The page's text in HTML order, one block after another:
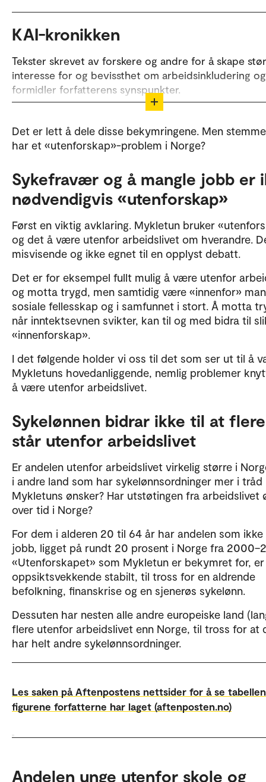
KAI-kronikken
Tekster skrevet av forskere og andre for å skape
interesse for og bevissthet om arbeidsinkludering og
formidler forfatterens synspunkter.
Ønsker du å skrive for KAI-kronikken? Ta kontakt
redaktørene:
Ann-Helén Bay
Heidi Moen Gjersøe
Sjekk bibliotek for arbeidsinkluderingfor mer
arbeidsinkluderingsforskning.
Det er lett å dele disse bekymringene. Men
har et «utenforskap»-problem i Norge?
Sykefravær og å mangle jobb er
nødvendigvis «utenforskap»
Først en viktig avklaring. Mykletun bruker
og det å være utenfor arbeidslivet om hverandre.
misvisende og ikke egnet til en opplyst debatt.
Det er for eksempel fullt mulig å være utenfor
og motta trygd, men samtidig være «innenfor»
sosiale fellesskap og i samfunnet i stort. Å motta
når inntektsevnen svikter, kan til og med bidra til
«innenforskap».
I det følgende holder vi oss til det som ser ut til å
Mykletuns hovedanliggende, nemlig problemer
å være utenfor arbeidslivet.
Sykelønnen bidrar ikke til at flere
står utenfor arbeidslivet
Er andelen utenfor arbeidslivet virkelig større i
i andre land som har sykelønnsordninger mer i tråd
Mykletuns ønsker? Har utstøtingen fra arbeidslivet
over tid i Norge?
For dem i alderen 20 til 64 år har andelen som ikke
jobb, ligget på rundt 20 prosent i Norge fra
«Utenforskapet» som Mykletun er bekymret for,
oppsiktsvekkende stabilt, til tross for en aldrende
befolkning, finanskrise og en sjenerøs sykelønn.
Dessuten har nesten alle andre europeiske land
flere utenfor arbeidslivet enn Norge, til tross for at
har helt andre sykelønnsordninger.
Les saken på Aftenpostens nettsider for å se
figurene forfatterne har laget (aftenposten.no)
Andelen unge utenfor skole og